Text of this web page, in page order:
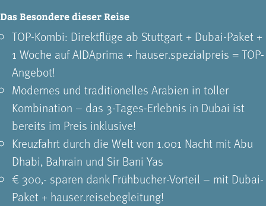
Das Besondere dieser Reise
TOP-Kombi: Direktflüge ab Stuttgart + Dubai-Paket +
1 Woche auf AIDAprima + hauser.spezialpreis = TOP-
Angebot!
Modernes und traditionelles Arabien in toller
Kombination – das 3-Tages-Erlebnis in Dubai ist
bereits im Preis inklusive!
Kreuzfahrt durch die Welt von 1.001 Nacht mit Abu
Dhabi, Bahrain und Sir Bani Yas
€ 300,- sparen dank Frühbucher-Vorteil – mit Dubai-
Paket + hauser.reisebegleitung!